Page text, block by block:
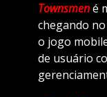
Townsmené
chegando
o jogo
de usuário